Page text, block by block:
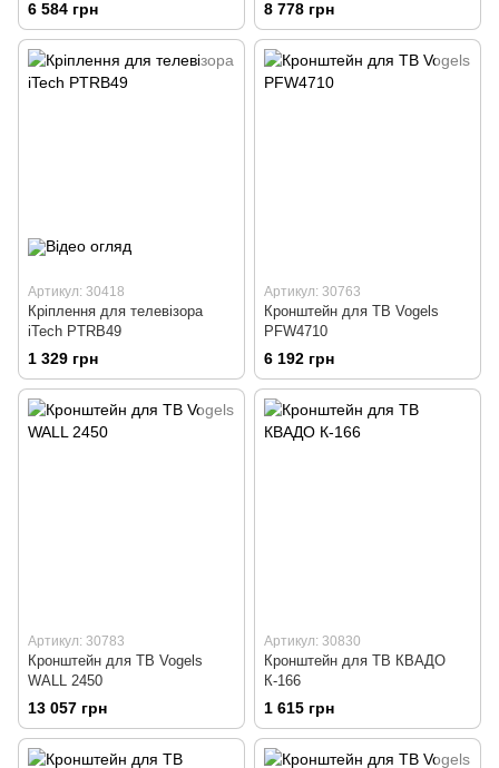
6 584 грн 8 778 грн
Артикул: 30418
Кріплення для телевізора
iTech PTRB49
1 329 грн
Артикул: 30763
Кронштейн для ТВ Vogels
PFW4710
6 192 грн
Артикул: 30783
Кронштейн для ТВ Vogels
WALL 2450
13 057 грн
Артикул: 30830
Кронштейн для ТВ КВАДО
К-166
1 615 грн